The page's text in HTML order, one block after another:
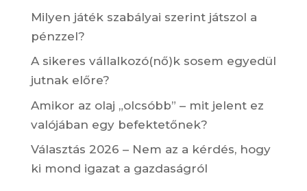
Milyen játék szabályai szerint játszol a
pénzzel?
A sikeres vállalkozó(nő)k sosem egyedül
jutnak előre?
Amikor az olaj „olcsóbb” – mit jelent ez
valójában egy befektetőnek?
Választás 2026 – Nem az a kérdés, hogy
ki mond igazat a gazdaságról